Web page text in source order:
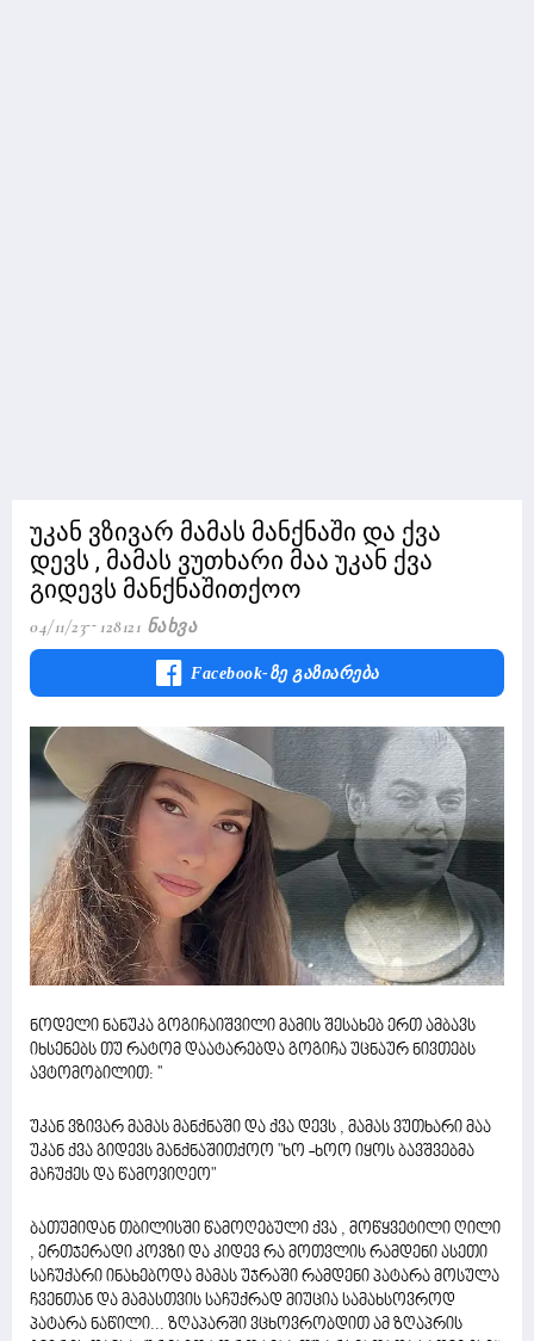
უკან ვზივარ მამას მანქნაში და ქვა
დევს , მამას ვუთხარი მაა უკან ქვა
გიდევს მანქნაშითქოო
04/11/23 128121 Ნახვა
Facebook-Ზე Გაზიარება
ნოდელი ნანუკა გოგიჩაიშვილი მამის შესახებ ერთ ამბავს
იხსენებს თუ რატომ დაატარებდა გოგიჩა უცნაურ ნივთებს
ავტომობილით: ''
უკან ვზივარ მამას მანქნაში და ქვა დევს , მამას ვუთხარი მაა
უკან ქვა გიდევს მანქნაშითქოო "ხო -ხოო იყოს ბავშვებმა
მაჩუქეს და წამოვიღეო"
ბათუმიდან თბილისში წამოღებული ქვა , მოწყვეტილი ღილი
, ერთჯერადი კოვზი და კიდევ რა მოთვლის რამდენი ასეთი
საჩუქარი ინახებოდა მამას უჯრაში რამდენი პატარა მოსულა
ჩვენთან და მამასთვის საჩუქრად მიუცია სამახსოვროდ
პატარა ნაწილი... ზღაპარში ვცხოვრობდით ამ ზღაპრის